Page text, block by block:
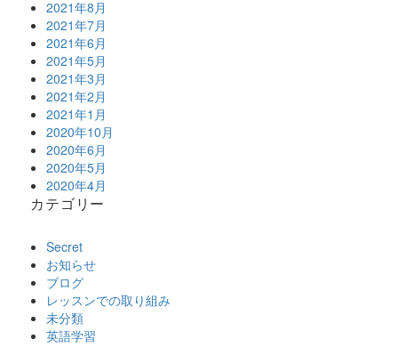
2021年8月
2021年7月
2021年6月
2021年5月
2021年3月
2021年2月
2021年1月
2020年10月
2020年6月
2020年5月
2020年4月
カテゴリー
Secret
お知らせ
ブログ
レッスンでの取り組み
未分類
英語学習